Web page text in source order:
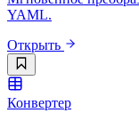
YAML.
Открыть
Конвертер